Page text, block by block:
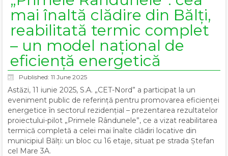
mai înaltă clădire din Bălți,
reabilitată termic complet
– un model național de
eficiență energetică
Published: 11 June 2025
Astăzi, 11 iunie 2025, S.A. „CET-Nord” a participat la un
eveniment public de referință pentru promovarea eficienței
energetice în sectorul rezidențial – prezentarea rezultatelor
proiectului-pilot „Primele Rândunele”, ce a vizat reabilitarea
termică completă a celei mai înalte clădiri locative din
municipiul Bălți: un bloc cu 16 etaje, situat pe strada Ștefan
cel Mare 3A.